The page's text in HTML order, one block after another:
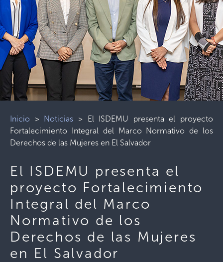
Inicio > Noticias > El ISDEMU presenta el proyecto
Fortalecimiento Integral del Marco Normativo de los
Derechos de las Mujeres en El Salvador
El ISDEMU presenta el
proyecto Fortalecimiento
Integral del Marco
Normativo de los
Derechos de las Mujeres
en El Salvador